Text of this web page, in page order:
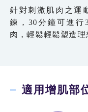
針對刺激肌肉之運
鍊，30分鐘可進行
肉，輕鬆輕鬆塑造理
適用增肌部